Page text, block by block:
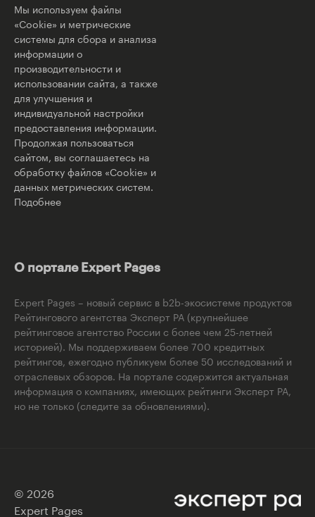
Мы используем файлы
«Cookie» и метрические
системы для сбора и анализа
информации о
производительности и
использовании сайта, а также
для улучшения и
индивидуальной настройки
предоставления информации.
Продолжая пользоваться
сайтом, вы соглашаетесь на
обработку файлов «Cookie» и
данных метрических систем.
Подобнее
О портале Expert Pages
Expert Pages – новый сервис в b2b-экосистеме продуктов
Рейтингового агентства Эксперт РА (крупнейшее
рейтинговое агентство России с более чем 25-летней
историей). Мы поддерживаем более 700 кредитных
рейтингов, ежегодно публикуем более 50 исследований и
отраслевых обзоров. На портале содержится актуальная
информация о компаниях, имеющих рейтинги Эксперт РА,
но не только (следите за обновлениями).
© 2026
Expert Pages